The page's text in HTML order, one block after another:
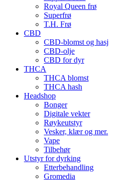
Royal Queen frø
Superfrø
T.H. Frø
CBD
CBD-blomst og hasj
CBD-olje
CBD for dyr
THCA
THCA blomst
THCA hash
Headshop
Bonger
Digitale vekter
Røykeutstyr
Vesker, klær og mer.
Vape
Tilbehør
Utstyr for dyrking
Etterbehandling
Gromedia